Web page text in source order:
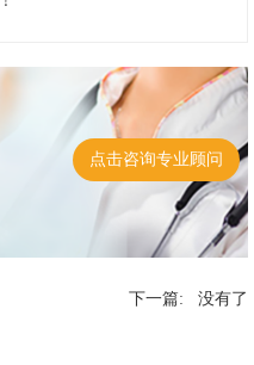
点击咨询专业顾问
下一篇: 没有了